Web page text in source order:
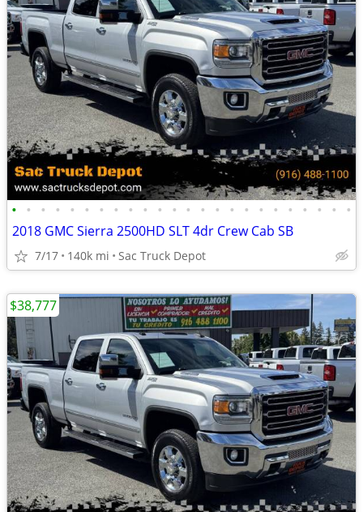
• • • • • • • • • • • • • • • • • • • • • • • •
2018 GMC Sierra 2500HD SLT 4dr Crew Cab SB
7/17 140k mi Sac Truck Depot
$38,777